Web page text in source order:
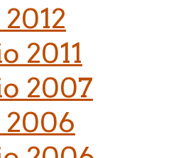
2011
2007